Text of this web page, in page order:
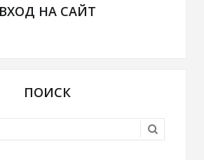
ВХОД НА САЙТ
ПОИСК